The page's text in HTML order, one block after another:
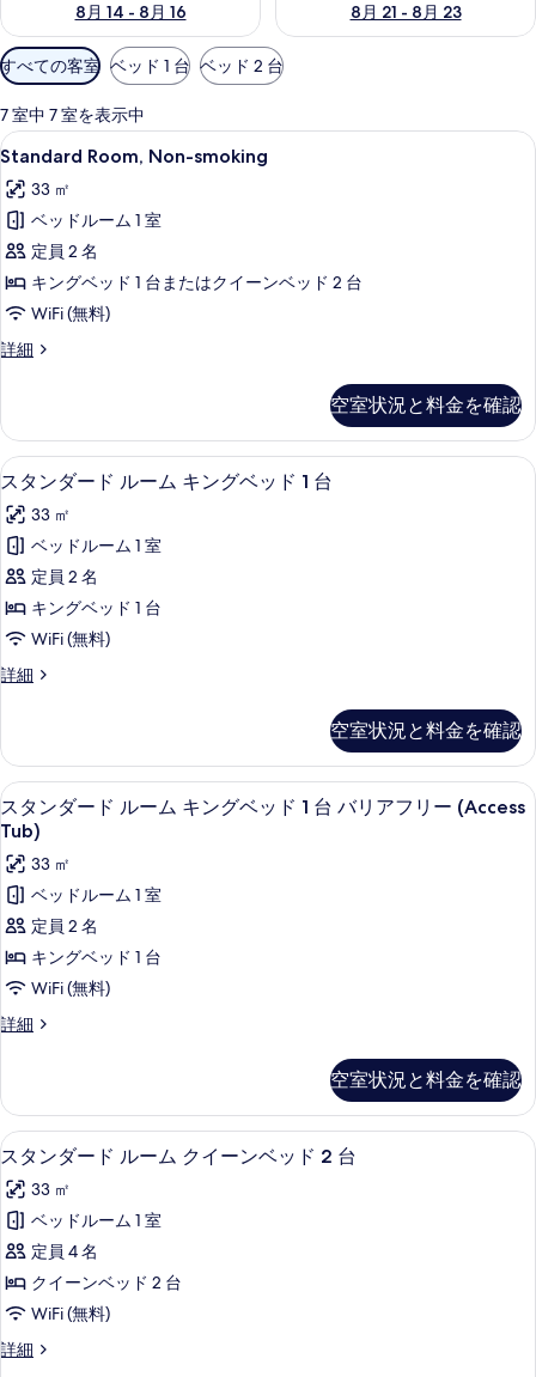
の
写
真
ギ
ャ
ラ
リ
ー
8月 14 - 8月 16
8月 21 - 8月 23
利
用
可
能
な
客
室
の
り
込
み
すべての客室 ベッド 1 台 ベッド 2 台
7 室中 7 室を表示中
Standard
Room,
Non-
smoking
の
す
べ
て
真
を
表
示
す
る
高級寝具、ピロートップベッド、セ
8
Standard Room, Non-smoking
33 ㎡
ベッドルーム 1 室
定員 2 名
キングベッド 1 台またはクイーンベッド 2 台
WiFi (無料)
詳細
Standard
の
詳
細
空室状況と料金を確認
ス
タ
ン
ダ
ー
ド
ー
キ
ン
グ
ベ
ッ
ド
1
台
の
す
の
写
真
を
表
示
す
る
高級寝具、ピロートップベッド、セ
6
スタンダード ルーム キングベッド 1 台
33 ㎡
ベッドルーム 1 室
定員 2 名
キングベッド 1 台
WiFi (無料)
詳細
ス
ー
ド
ル
ー
キ
ン
グ
ベ
ッ
台
の
空室状況と料金を確認
ス
タ
ン
ダ
ー
ド
ル
ー
ン
グ
ベ
ッ
ド
1
台
バ
リ
高級寝具、ピロートップベッド、セ
5
スタンダード ルーム キングベッド 1 台 バリアフリー (Access
Tub)
33 ㎡
ベッドルーム 1 室
定員 2 名
キングベッド 1 台
WiFi (無料)
詳細
ス
ー
ド
ル
ム
キ
ン
グ
ベ
ッ
ド
1
空室状況と料金を確認
ス
タ
ン
ダ
ー
ド
ー
高級寝具、ピロートップベッド、セ
7
スタンダード ルーム クイーンベッド 2 台
33 ㎡
ベッドルーム 1 室
定員 4 名
クイーンベッド 2 台
WiFi (無料)
詳細
ス